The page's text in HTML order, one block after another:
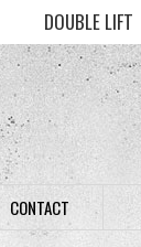
DOUBLE LIFT
CONTACT